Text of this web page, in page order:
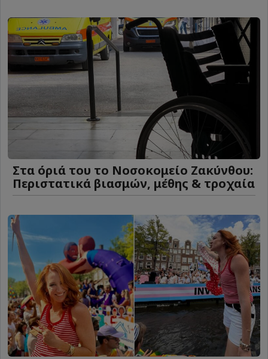
Στα όριά του το Νοσοκομείο Ζακύνθου:
Περιστατικά βιασμών, μέθης & τροχαία